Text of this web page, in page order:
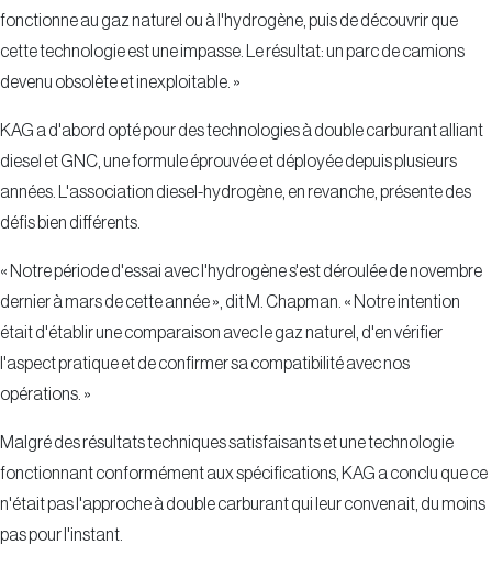
fonctionne au gaz naturel ou à l'hydrogène, puis de découvrir que
cette technologie est une impasse. Le résultat: un parc de camions
devenu obsolète et inexploitable. »
KAG a d'abord opté pour des technologies à double carburant alliant
diesel et GNC, une formule éprouvée et déployée depuis plusieurs
années. L'association diesel-hydrogène, en revanche, présente des
défis bien différents.
« Notre période d'essai avec l'hydrogène s'est déroulée de novembre
dernier à mars de cette année », dit M. Chapman. « Notre intention
était d'établir une comparaison avec le gaz naturel, d'en vérifier
l'aspect pratique et de confirmer sa compatibilité avec nos
opérations. »
Malgré des résultats techniques satisfaisants et une technologie
fonctionnant conformément aux spécifications, KAG a conclu que ce
n'était pas l'approche à double carburant qui leur convenait, du moins
pas pour l'instant.